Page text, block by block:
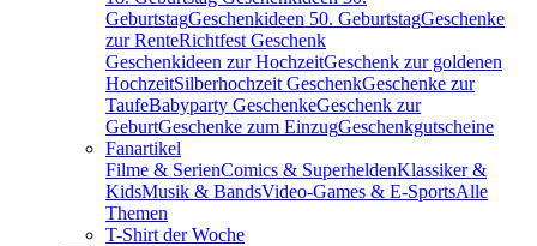
GeburtstagGeschenkideen 50. GeburtstagGeschenke
zur RenteRichtfest Geschenk
Geschenkideen zur HochzeitGeschenk zur goldenen
HochzeitSilberhochzeit GeschenkGeschenke zur
TaufeBabyparty GeschenkeGeschenk zur
GeburtGeschenke zum EinzugGeschenkgutscheine
Fanartikel
Filme & SerienComics & SuperheldenKlassiker &
KidsMusik & BandsVideo-Games & E-SportsAlle
Themen
T-Shirt der Woche